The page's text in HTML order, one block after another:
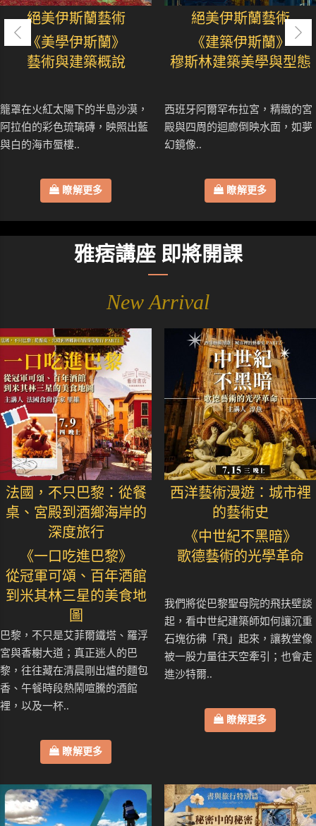
絕美伊斯蘭藝術
《美學伊斯蘭》
藝術與建築概說
籠罩在火紅太陽下的半島沙漠，
阿拉伯的彩色琉璃磚，映照出藍
與白的海市蜃樓..
瞭解更多
絕美伊斯蘭藝術
《建築伊斯蘭》
穆斯林建築美學與型態
西班牙阿爾罕布拉宮，精緻的宮
殿與四周的迴廊倒映水面，如夢
幻鏡像..
瞭解更多
雅痞講座 即將開課
New Arrival
法國，不只巴黎：從餐
桌、宮殿到酒鄉海岸的
深度旅行
《一口吃進巴黎》
從冠軍可頌、百年酒館
到米其林三星的美食地
圖
巴黎，不只是艾菲爾鐵塔、羅浮
宮與香榭大道；真正迷人的巴
黎，往往藏在清晨剛出爐的麵包
香、午餐時段熱鬧喧騰的酒館
裡，以及一杯..
瞭解更多
西洋藝術漫遊：城市裡
的藝術史
《中世紀不黑暗》
歌德藝術的光學革命
我們將從巴黎聖母院的飛扶壁談
起，看中世紀建築師如何讓沉重
石塊彷彿「飛」起來，讓教堂像
被一股力量往天空牽引；也會走
進沙特爾..
瞭解更多